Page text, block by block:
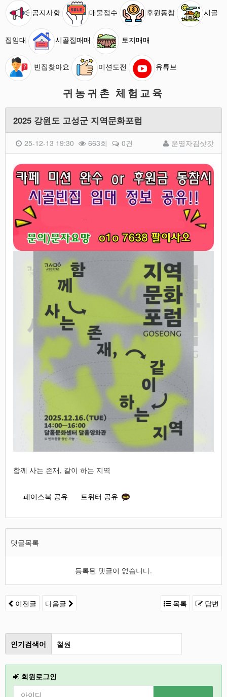
공지사항 매물접수 후원동참 시골
집임대 시골집매매 토지매매
빈집찾아요 미션도전 유튜브
귀농귀촌 체험교육
2025 강원도 고성군 지역문화포럼
운영자김삿갓
25-12-13 19:30 663회 0건
본문
함께 사는 존재, 같이 하는 지역
페이스북 공유 트위터 공유
댓글목록
등록된 댓글이 없습니다.
이전글 다음글 목록 답변
인기검색어
철원
인천
2026
회원로그인